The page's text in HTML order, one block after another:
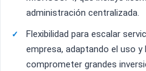
administración centralizada.
Flexibilidad para escalar
empresa, adaptando el uso y
comprometer grandes